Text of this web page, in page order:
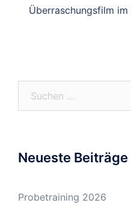
Überraschungsfilm
Neueste Beiträge
Probetraining 2026